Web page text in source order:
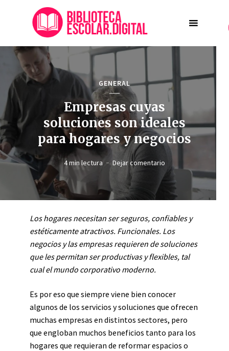
GENERAL
Empresas cuyas
soluciones son ideales
para hogares y negocios
4 min lectura Dejar comentario
Los hogares necesitan ser seguros, confiables y
estéticamente atractivos. Funcionales. Los
negocios y las empresas requieren de soluciones
que les permitan ser productivas y flexibles, tal
cual el mundo corporativo moderno.
Es por eso que siempre viene bien conocer
algunos de los servicios y soluciones que ofrecen
muchas empresas en distintos sectores, pero
que engloban muchos beneficios tanto para los
hogares que requieran de reformar espacios o